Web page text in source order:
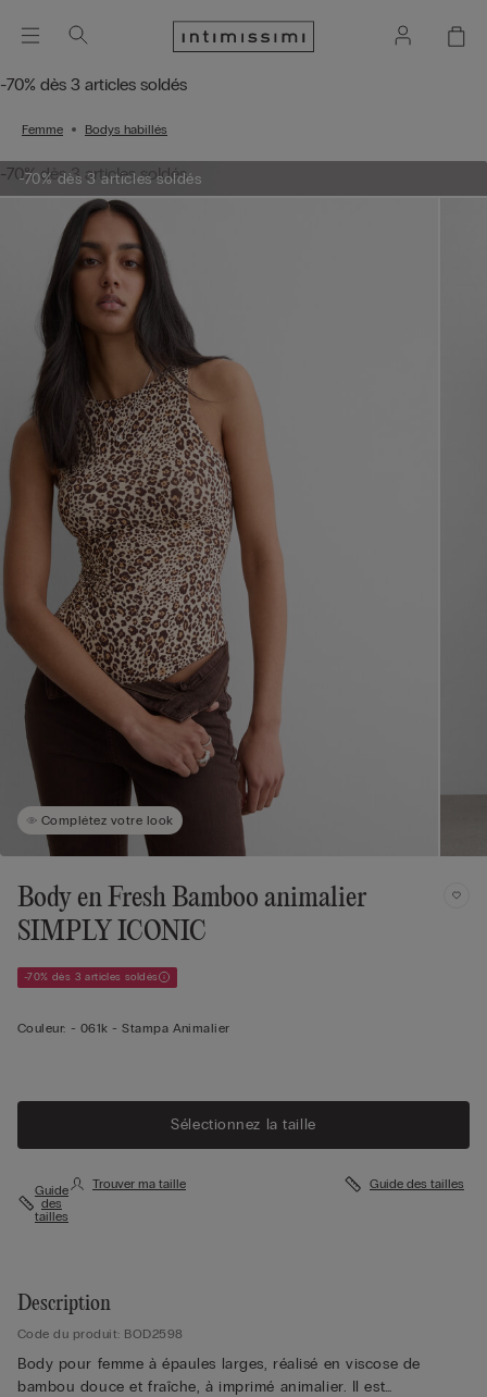
-70% dès 3 articles soldés
Femme Bodys habillés
-70% dès 3 articles soldés
-70% dès 3 articles soldés
Complétez votre look
Body en Fresh Bamboo animalier
SIMPLY ICONIC
-70% dès 3 articles soldés
Couleur: - 061k - Stampa Animalier
Sélectionnez la taille
Guide
des
tailles
Trouver ma taille Guide des tailles
Description
Code du produit: BOD2598
Body pour femme à épaules larges, réalisé en viscose de
bambou douce et fraîche, à imprimé animalier. Il est